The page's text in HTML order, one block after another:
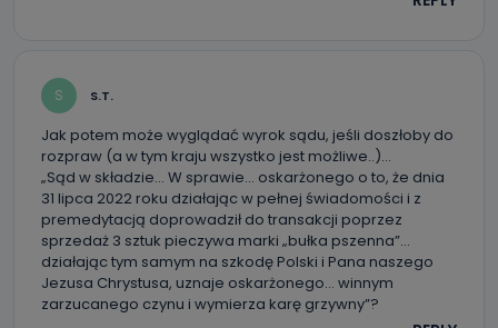
mają Państwo prawo do żądania od Telewizji Kablowa
Pro-Art z siedzibą w miejscowości Ostrów Wielkopolski (63-
400) przy ul. Wolności 19 dostępu do danych osobowych
żądania ich sprostowania, usunięcia danych,
ograniczenia ich przetwarzania oraz prawo wniesienia
sprzeciwu wobec ich przetwarzania.
Do kiedy Państwa dane osobowe będą
przechowywane?
Do czasu wycofania zgody lub, jeśli dane będą
przetwarzane na podstawie prawnie uzasadnionego celu
administratora – do momentu wniesienia sprzeciwu.
S S.T.
Jak potem może wyglądać wyrok sądu, jeśli doszłoby do
rozpraw (a w tym kraju wszystko jest możliwe..)…
„Sąd w składzie… W sprawie… oskarżonego o to, że dnia
31 lipca 2022 roku działając w pełnej świadomości i z
premedytacją doprowadził do transakcji poprzez
sprzedaż 3 sztuk pieczywa marki „bułka pszenna”…
działając tym samym na szkodę Polski i Pana naszego
Jezusa Chrystusa, uznaje oskarżonego… winnym
zarzucanego czynu i wymierza karę grzywny”?